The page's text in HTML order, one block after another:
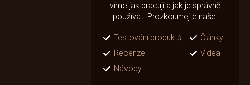
víme jak pracují a jak je správně
používat. Prozkoumejte naše:
Testování produktů
Články
Recenze
Videa
Návody